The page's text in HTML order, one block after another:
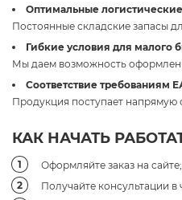
Оптимальные
Постоянные складские запасы
Гибкие условия для малого
Мы даем возможность
Соответствие требованиям
Продукция поступает напрямую
КАК НАЧАТЬ
Оформляйте заказ на сайте;
Получайте консультации в